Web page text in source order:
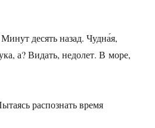
десять назад. Чудна́я,
а? Видать, недолет. В море,
распознать время